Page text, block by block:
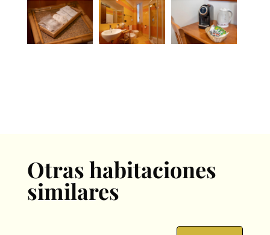
Otras habitaciones
similares